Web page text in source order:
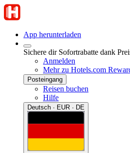
App herunterladen
Sichere dir Sofortrabatte dank
Anmelden
Mehr zu Hotels.com
Posteingang
Reisen buchen
Hilfe
Deutsch · EUR · DE